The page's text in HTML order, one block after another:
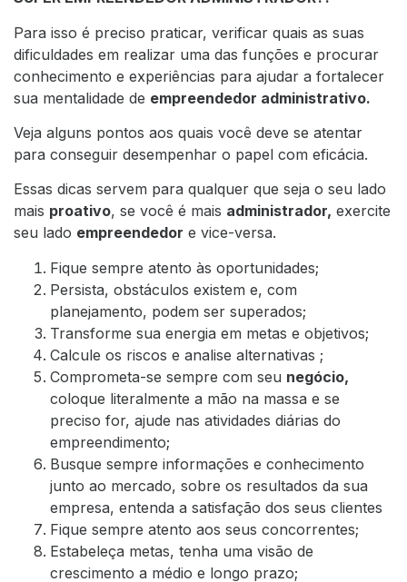
Para isso é preciso praticar, verificar quais as suas
dificuldades em realizar uma das funções e procurar
conhecimento e experiências para ajudar a fortalecer
sua mentalidade de empreendedor administrativo.
Veja alguns pontos aos quais você deve se atentar
para conseguir desempenhar o papel com eficácia.
Essas dicas servem para qualquer que seja o seu lado
mais proativo, se você é mais administrador, exercite
seu lado empreendedor e vice-versa.
Fique sempre atento às oportunidades;
Persista, obstáculos existem e, com
planejamento, podem ser superados;
Transforme sua energia em metas e objetivos;
Calcule os riscos e analise alternativas ;
Comprometa-se sempre com seu negócio,
coloque literalmente a mão na massa e se
preciso for, ajude nas atividades diárias do
empreendimento;
Busque sempre informações e conhecimento
junto ao mercado, sobre os resultados da sua
empresa, entenda a satisfação dos seus clientes
Fique sempre atento aos seus concorrentes;
Estabeleça metas, tenha uma visão de
crescimento a médio e longo prazo;